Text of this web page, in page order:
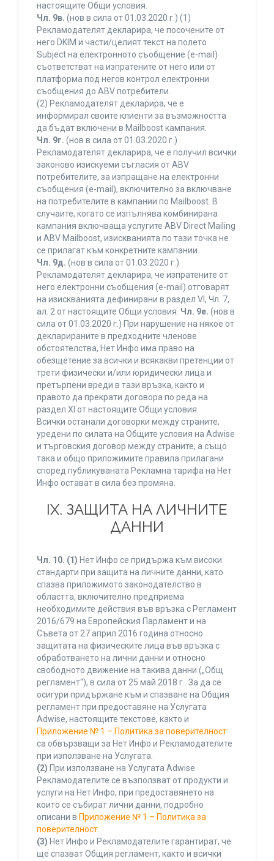
настоящите Общи условия.
Чл. 9в. (нов в сила от 01.03.2020 г.) (1)
Рекламодателят декларира, че посочените от
него DKIM и части/целият текст на полето
Subject на електронното съобщение (e-mail)
съответстват на изпратените от него или от
платформа под негов контрол електронни
съобщения до ABV потребители.
(2) Рекламодателят декларира, че е
информирал своите клиенти за възможността
да бъдат включени в Mailboost кампания.
Чл. 9г. (нов в сила от 01.03.2020 г.)
Рекламодателят декларира, че е получил всички
законово изискуеми съгласия от ABV
потребителите, за изпращане на електронни
съобщения (e-mail), включително за включване
на потребителите в кампании по Mailboost. В
случаите, когато се изпълнява комбинирана
кампания включваща услугите ABV Direct Mailing
и ABV Mailboost, изискванията по тази точка не
се прилагат към конкретните кампании.
Чл. 9д. (нов в сила от 01.03.2020 г.)
Рекламодателят декларира, че изпратените от
него електронни съобщения (e-mail) отговарят
на изискванията дефинирани в раздел VI, Чл. 7,
ал. 2 от настоящите Общи условия. Чл. 9е. (нов в
сила от 01.03.2020 г.) При нарушение на някое от
декларираните в предходните членове
обстоятелства, Нет Инфо има право на
обезщетение за всички и всякакви претенции от
трети физически и/или юридически лица и
претърпени вреди в тази връзка, както и
правото да прекрати договора по реда на
раздел XI от настоящите Общи условия.
Всички останали договорки между страните,
уредени по силата на Общите условия на Adwise
и търговския договор между страните, а също
така и общо приложимите правила прилагани
според публикуваната Рекламна тарифа на Нет
Инфо остават в сила без промяна.
IХ. ЗАЩИТА НА ЛИЧНИТЕ
ДАННИ
Чл. 10. (1) Нет Инфо се придържа към високи
стандарти при защита на личните данни, като
спазва приложимото законодателство в
областта, включително предприема
необходимите действия във връзка с Регламент
2016/679 на Европейския Парламент и на
Съвета от 27 април 2016 година относно
защитата на физическите лица във връзка с
обработването на лични данни и относно
свободното движение на такива данни („Общ
регламент“), в сила от 25 май 2018 г.. За да се
осигури придържане към и спазване на Общия
регламент при предоставяне на Услугата
Adwise, настоящите текстове, както и
Приложение № 1 – Политика за поверителност
са обвързващи за Нет Инфо и Рекламодателите
при използване на Услугата.
(2) При използване на Услугата Adwise
Рекламодателите се възползват от продукти и
услуги на Нет Инфо, при предоставянето на
които се събират лични данни, подробно
описани в Приложение № 1 – Политика за
поверителност.
(3) Нет Инфо и Рекламодателите гарантират, че
ще спазват Общия регламент, както и всички